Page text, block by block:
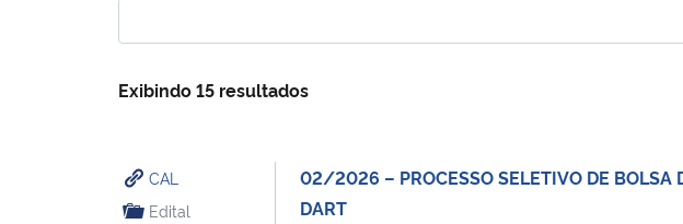
Exibindo 15 resultados
CAL
Edital
02/2026 – PROCESSO SELETIVO DE BOLSA
DART